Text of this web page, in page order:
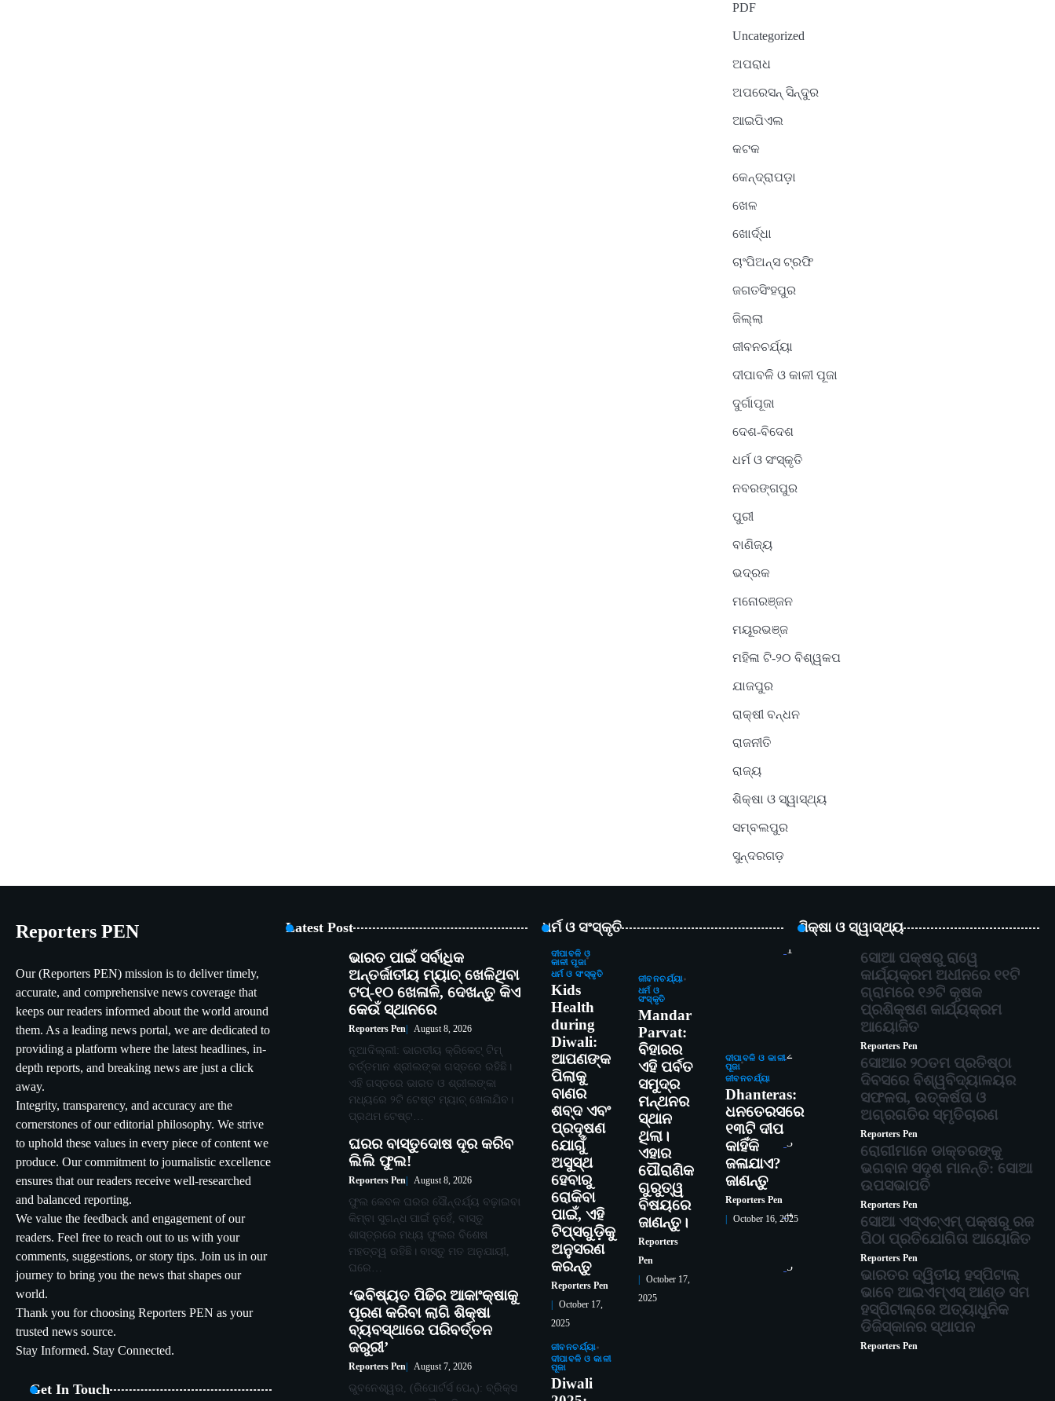
PDF
Uncategorized
ଅପରାଧ
ଅପରେସନ୍ ସିନ୍ଦୁର
ଆଇପିଏଲ
କଟକ
କେନ୍ଦ୍ରାପଡ଼ା
ଖେଳ
ଖୋର୍ଦ୍ଧା
ଚାଂପିଅନ୍ସ ଟ୍ରଫି
ଜଗତସିଂହପୁର
ଜିଲ୍ଲା
ଜୀବନଚର୍ଯ୍ୟା
ଦୀପାବଳି ଓ କାଳୀ ପୂଜା
ଦୁର୍ଗାପୂଜା
ଦେଶ-ବିଦେଶ
ଧର୍ମ ଓ ସଂସ୍କୃତି
ନବରଙ୍ଗପୁର
ପୁରୀ
ବାଣିଜ୍ୟ
ଭଦ୍ରକ
ମନୋରଞ୍ଜନ
ମୟୂରଭଞ୍ଜ
ମହିଳା ଟି-୨୦ ବିଶ୍ୱକପ
ଯାଜପୁର
ରାକ୍ଷୀ ବନ୍ଧନ
ରାଜନୀତି
ରାଜ୍ୟ
ଶିକ୍ଷା ଓ ସ୍ୱାସ୍ଥ୍ୟ
ସମ୍ବଲପୁର
ସୁନ୍ଦରଗଡ଼
Reporters PEN
Our (Reporters PEN) mission is to deliver timely,
accurate, and comprehensive news coverage that
keeps our readers informed about the world around
them. As a leading news portal, we are dedicated to
providing a platform where the latest headlines, in-
depth reports, and breaking news are just a click
away.
Integrity, transparency, and accuracy are the
cornerstones of our editorial philosophy. We strive
to uphold these values in every piece of content we
produce. Our commitment to journalistic excellence
ensures that our readers receive well-researched
and balanced reporting.
We value the feedback and engagement of our
readers. Feel free to reach out to us with your
comments, suggestions, or story tips. Join us in our
journey to bring you the news that shapes our
world.
Thank you for choosing Reporters PEN as your
trusted news source.
Stay Informed. Stay Connected.
Get In Touch
Latest Post
ଭାରତ ପାଇଁ ସର୍ବାଧିକ
ଅନ୍ତର୍ଜାତୀୟ ମ୍ୟାଚ୍ ଖେଳିଥିବା
ଟପ୍-୧୦ ଖେଳାଳି, ଦେଖନ୍ତୁ କିଏ
କେଉଁ ସ୍ଥାନରେ
Reporters Pen August 8, 2026
ନୂଆଦିଲ୍ଲୀ: ଭାରତୀୟ କ୍ରିକେଟ୍ ଟିମ୍
ବର୍ତ୍ତମାନ ଶ୍ରୀଲଙ୍କା ଗସ୍ତରେ ରହିଛି।
ଏହି ଗସ୍ତରେ ଭାରତ ଓ ଶ୍ରୀଲଙ୍କା
ମଧ୍ୟରେ ୨ଟି ଟେଷ୍ଟ ମ୍ୟାଚ୍ ଖେଳାଯିବ।
ପ୍ରଥମ ଟେଷ୍ଟ…
ଘରର ବାସ୍ତୁଦୋଷ ଦୂର କରିବ
ଲିଲି ଫୁଲ!
Reporters Pen August 8, 2026
ଫୁଲ କେବଳ ଘରର ସୌନ୍ଦର୍ଯ୍ୟ ବଢ଼ାଇବା
କିମ୍ବା ସୁଗନ୍ଧ ପାଇଁ ନୁହେଁ, ବାସ୍ତୁ
ଶାସ୍ତ୍ରରେ ମଧ୍ୟ ଫୁଲର ବିଶେଷ
ମହତ୍ତ୍ୱ ରହିଛି। ବାସ୍ତୁ ମତ ଅନୁଯାୟୀ,
ଘରେ…
‘ଭବିଷ୍ୟତ ପିଢିର ଆକାଂକ୍ଷାକୁ
ପୂରଣ କରିବା ଲାଗି ଶିକ୍ଷା
ବ୍ୟବସ୍ଥାରେ ପରିବର୍ତ୍ତନ
ଜରୁରୀ’
Reporters Pen August 7, 2026
ଭୁବନେଶ୍ୱର, (ରିପୋର୍ଟର୍ସ ପେନ୍‌): ବ୍ରିକ୍ସ
ଧର୍ମ ଓ ସଂସ୍କୃତି
ଦୀପାବଳି ଓ
କାଳୀ ପୂଜା
ଧର୍ମ ଓ ସଂସ୍କୃତି
Kids
Health
during
Diwali:
ଆପଣଙ୍କ
ପିଲାକୁ
ବାଣର
ଶବ୍ଦ ଏବଂ
ପ୍ରଦୂଷଣ
ଯୋଗୁଁ
ଅସୁସ୍ଥ
ହେବାରୁ
ରୋକିବା
ପାଇଁ, ଏହି
ଟିପ୍ସଗୁଡ଼ିକୁ
ଅନୁସରଣ
କରନ୍ତୁ
Reporters Pen
October 17,
2025
ଜୀବନଚର୍ଯ୍ୟା
ଧର୍ମ ଓ
ସଂସ୍କୃତି
Mandar
Parvat:
ବିହାରର
ଏହି ପର୍ବତ
ସମୁଦ୍ର
ମନ୍ଥନର
ସ୍ଥାନ
ଥିଲା।
ଏହାର
ପୌରାଣିକ
ଗୁରୁତ୍ୱ
ବିଷୟରେ
ଜାଣନ୍ତୁ।
Reporters
Pen
October 17,
2025
ଦୀପାବଳି ଓ କାଳୀ
ପୂଜା
ଜୀବନଚର୍ଯ୍ୟା
Dhanteras:
ଧନତେରସରେ
୧୩ଟି ଦୀପ
କାହିଁକି
ଜଳାଯାଏ?
ଜାଣନ୍ତୁ
Reporters Pen
October 16, 2025
ଜୀବନଚର୍ଯ୍ୟା
ଦୀପାବଳି ଓ କାଳୀ
ପୂଜା
Diwali
ଶିକ୍ଷା ଓ ସ୍ୱାସ୍ଥ୍ୟ
1
ସୋଆ ପକ୍ଷରୁ ରାୱେ
କାର୍ଯ୍ୟକ୍ରମ ଅଧୀନରେ ୧୧ଟି
ଗ୍ରାମରେ ୧୬ଟି କୃଷକ
ପ୍ରଶିକ୍ଷଣ କାର୍ଯ୍ୟକ୍ରମ
ଆୟୋଜିତ
Reporters Pen
2
ସୋଆର ୨୦ତମ ପ୍ରତିଷ୍ଠା
ଦିବସରେ ବିଶ୍ୱବିଦ୍ୟାଳୟର
ସଫଳତା, ଉତ୍କର୍ଷତା ଓ
ଅଗ୍ରଗତିର ସ୍ମୃତିଚାରଣ
Reporters Pen
3
ରୋଗୀମାନେ ଡାକ୍ତରଙ୍କୁ
ଭଗବାନ ସଦୃଶ ମାନନ୍ତି: ସୋଆ
ଉପସଭାପତି
Reporters Pen
4
ସୋଆ ଏସ୍‌ଏଚ୍‌ଏମ୍ ପକ୍ଷରୁ ରଜ
ପିଠା ପ୍ରତିଯୋଗିତା ଆୟୋଜିତ
Reporters Pen
5
ଭାରତର ଦ୍ୱିତୀୟ ହସ୍ପିଟାଲ୍
ଭାବେ ଆଇଏମ୍‌ଏସ୍ ଆଣ୍ଡ ସମ
ହସ୍ପିଟାଲ୍‌ରେ ଅତ୍ୟାଧୁନିକ
ଡିଜିସ୍କାନର ସ୍ଥାପନ
Reporters Pen